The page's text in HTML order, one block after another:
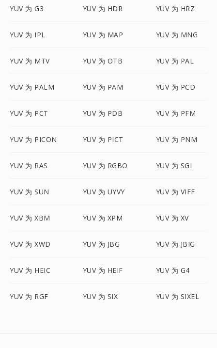
YUV 为 G3 YUV 为 HDR YUV 为 HRZ
YUV 为 IPL YUV 为 MAP YUV 为 MNG
YUV 为 MTV YUV 为 OTB YUV 为 PAL
YUV 为 PALM YUV 为 PAM YUV 为 PCD
YUV 为 PCT YUV 为 PDB YUV 为 PFM
YUV 为 PICON YUV 为 PICT YUV 为 PNM
YUV 为 RAS YUV 为 RGBO YUV 为 SGI
YUV 为 SUN YUV 为 UYVY YUV 为 VIFF
YUV 为 XBM YUV 为 XPM YUV 为 XV
YUV 为 XWD YUV 为 JBG YUV 为 JBIG
YUV 为 HEIC YUV 为 HEIF YUV 为 G4
YUV 为 RGF YUV 为 SIX YUV 为 SIXEL